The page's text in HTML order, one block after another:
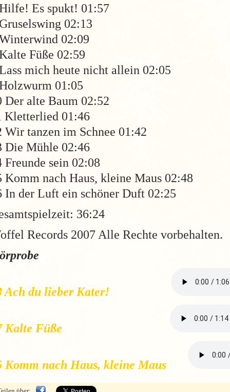
Es spukt! 01:57
02:13
02:09
Füße 02:59
mich heute nicht allein 02:05
01:05
Der alte Baum 02:52
Kletterlied 01:46
Wir tanzen im Schnee 01:42
Die Mühle 02:46
Freunde sein 02:08
Komm nach Haus, kleine Maus 02:48
In der Luft ein schöner Duft 02:25
36:24
Records 2007 Alle Rechte vorbehalten.
Ach du lieber Kater!
Kalte Füße
Komm nach Haus, kleine Maus